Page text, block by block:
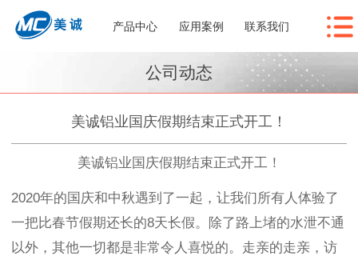
产品中心 应用案例 联系我们
公司动态
美诚铝业国庆假期结束正式开工！
美诚铝业国庆假期结束正式开工！
2020年的国庆和中秋遇到了一起，让我们所有人体验了
一把比春节假期还长的8天长假。除了路上堵的水泄不通
以外，其他一切都是非常令人喜悦的。走亲的走亲，访